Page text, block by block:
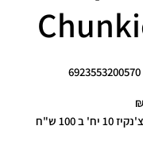
מק"ט
6923553200570
6923553200570
יח' ב 100 ש"ח